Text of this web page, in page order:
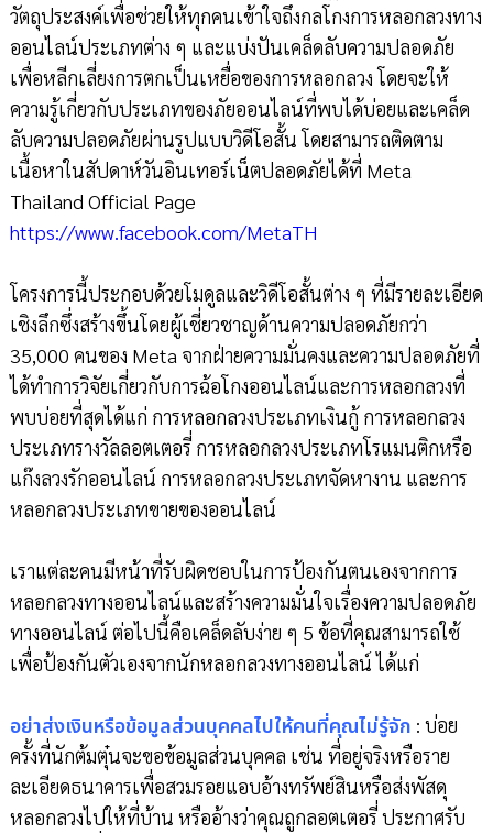
วัตถุประสงค์เพื่อช่วยให้ทุกคนเข้าใจถึงกลโกงการหลอกลวงทาง
ออนไลน์ประเภทต่าง ๆ และแบ่งปันเคล็ดลับความปลอดภัย
เพื่อหลีกเลี่ยงการตกเป็นเหยื่อของการหลอกลวง โดยจะให้
ความรู้เกี่ยวกับประเภทของภัยออนไลน์ที่พบได้บ่อยและเคล็ด
ลับความปลอดภัยผ่านรูปแบบวิดีโอสั้น โดยสามารถติดตาม
เนื้อหาในสัปดาห์วันอินเทอร์เน็ตปลอดภัยได้ที่ Meta
Thailand Official Page
https://www.facebook.com/MetaTH
โครงการนี้ประกอบด้วยโมดูลและวิดีโอสั้นต่าง ๆ ที่มีรายละเอียด
เชิงลึกซึ่งสร้างขึ้นโดยผู้เชี่ยวชาญด้านความปลอดภัยกว่า
35,000 คนของ Meta จากฝ่ายความมั่นคงและความปลอดภัยที่
ได้ทำการวิจัยเกี่ยวกับการฉ้อโกงออนไลน์และการหลอกลวงที่
พบบ่อยที่สุดได้แก่ การหลอกลวงประเภทเงินกู้ การหลอกลวง
ประเภทรางวัลลอตเตอรี่ การหลอกลวงประเภทโรแมนติกหรือ
แก๊งลวงรักออนไลน์ การหลอกลวงประเภทจัดหางาน และการ
หลอกลวงประเภทขายของออนไลน์
เราแต่ละคนมีหน้าที่รับผิดชอบในการป้องกันตนเองจากการ
หลอกลวงทางออนไลน์และสร้างความมั่นใจเรื่องความปลอดภัย
ทางออนไลน์ ต่อไปนี้คือเคล็ดลับง่าย ๆ 5 ข้อที่คุณสามารถใช้
เพื่อป้องกันตัวเองจากนักหลอกลวงทางออนไลน์ ได้แก่
อย่าส่งเงินหรือข้อมูลส่วนบุคคลไปให้คนที่คุณไม่รู้จัก : บ่อย
ครั้งที่นักต้มตุ๋นจะขอข้อมูลส่วนบุคคล เช่น ที่อยู่จริงหรือราย
ละเอียดธนาคารเพื่อสวมรอยแอบอ้างทรัพย์สินหรือส่งพัสดุ
หลอกลวงไปให้ที่บ้าน หรืออ้างว่าคุณถูกลอตเตอรี่ ประกาศรับ